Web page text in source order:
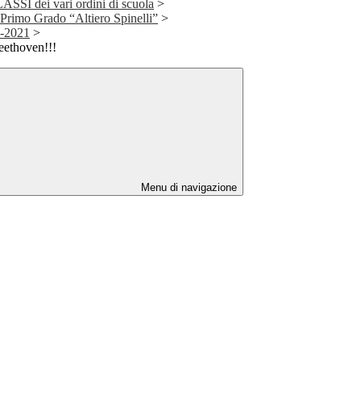
dei vari ordini di scuola >
Grado “Altiero Spinelli” >
>
Menu di navigazione